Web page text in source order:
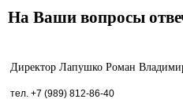
На Ваши вопросы
Директор Лапушко Роман
тел. +7 (989) 812-86-40